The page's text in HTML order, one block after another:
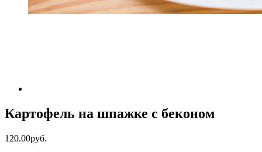
Картофель на шпажке с беконом
120.00руб.